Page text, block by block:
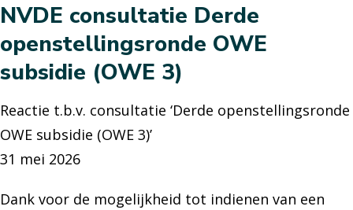
NVDE consultatie Derde
openstellingsronde OWE
subsidie (OWE 3)
Reactie t.b.v. consultatie ‘Derde openstellingsronde
OWE subsidie (OWE 3)’
31 mei 2026
Dank voor de mogelijkheid tot indienen van een